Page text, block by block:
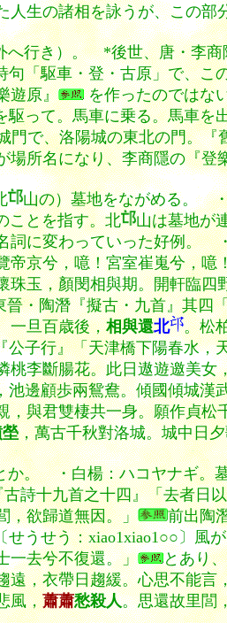
生の諸相を詠うが、この部
へ行き）。 *後世、唐・李商
「駆車・登・古原」で、こ
遊原』
を作ったのではな
って。馬車に乗る。馬車を
で、洛陽城の東北の門。
所名になり、李商隱の『登
山の）墓地をながめる。
ことを指す。北
山は墓地が
詞に変わっていった好例。
帝京兮，噫！宮室崔嵬兮，
玉，顏閔相與期。開軒臨
・陶潛『擬古・九首』其四
一旦百歳後，相與還北
。松
子行』「天津橋下陽春水，
李斷腸花。此日遨遊邀美
池邊顧歩兩鴛鴦。傾國傾城漢
與君雙棲共一身。願作貞
，萬古千秋對洛城。城中日
か。・白楊：ハコヤナギ。墓
古詩十九首之十四』「去者日
，欲歸道無因。」 前出陶
せうせう：xiao1xiao1○○〕風
一去兮不復還。」 とあり
，衣帶日趨緩。心思不能言
風，蕭蕭愁殺人。思還故里閭